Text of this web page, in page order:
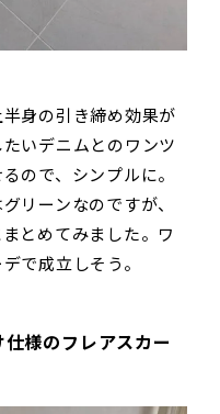
身の引き締め効果が
いデニムとのワンツ
ので、シンプルに。
リーンなのですが、
とめてみました。ワ
で成立しそう。
様のフレアスカー